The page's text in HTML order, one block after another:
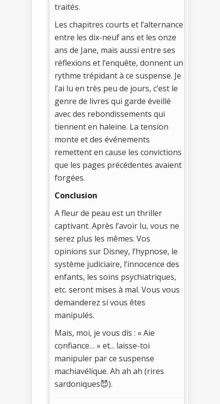
traités.
Les chapitres courts et l’alternance
entre les dix-neuf ans et les onze
ans de Jane, mais aussi entre ses
réflexions et l’enquête, donnent un
rythme trépidant à ce suspense. Je
l’ai lu en très peu de jours, c’est le
genre de livres qui garde éveillé
avec des rebondissements qui
tiennent en haleine. La tension
monte et des événements
remettent en cause les convictions
que les pages précédentes avaient
forgées.
Conclusion
A fleur de peau est un thriller
captivant. Après l’avoir lu, vous ne
serez plus les mêmes. Vos
opinions sur Disney, l’hypnose, le
système judiciaire, l’innocence des
enfants, les soins psychiatriques,
etc. seront mises à mal. Vous vous
demanderez si vous êtes
manipulés.
Mais, moi, je vous dis : « Aie
confiance… » et... laisse-toi
manipuler par ce suspense
machiavélique. Ah ah ah (rires
sardoniques😈).